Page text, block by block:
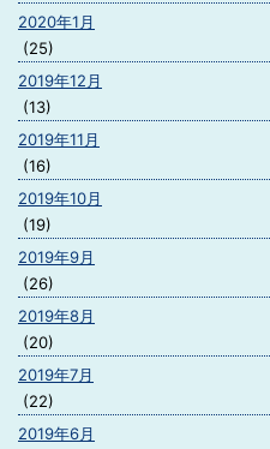
2020年1月
(25)
2019年12月
(13)
2019年11月
(16)
2019年10月
(19)
2019年9月
(26)
2019年8月
(20)
2019年7月
(22)
2019年6月